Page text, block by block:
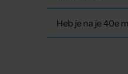
Heb je na je 40e